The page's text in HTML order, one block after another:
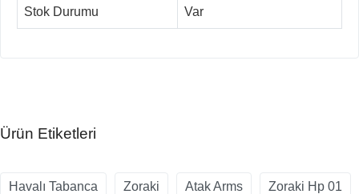
Stok Durumu Var
Ürün Etiketleri
Havalı Tabanca Zoraki Atak Arms Zoraki Hp 01